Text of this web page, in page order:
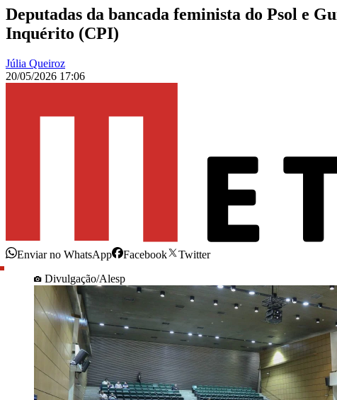
Deputadas da bancada feminista do Psol e
Inquérito (CPI)
Júlia Queiroz
20/05/2026 17:06
Enviar no WhatsApp Facebook
Twitter
Divulgação/Alesp